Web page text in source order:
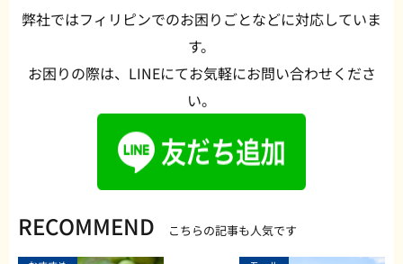
弊社ではフィリピンでのお困りごとなどに対応していま
す。
お困りの際は、LINEにてお気軽にお問い合わせくださ
い。
RECOMMEND こちらの記事も人気です